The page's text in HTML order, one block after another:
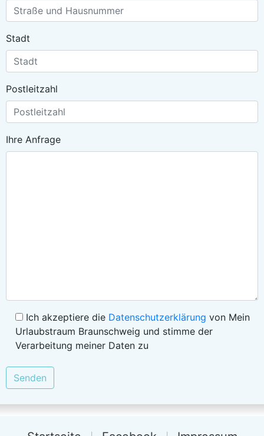
Stadt
Postleitzahl
Ihre Anfrage
Ich akzeptiere die Datenschutzerklärung von Mein
Urlaubstraum Braunschweig und stimme der
Verarbeitung meiner Daten zu